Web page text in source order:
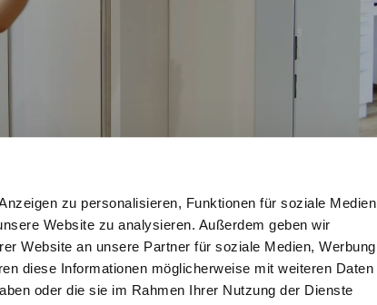
zu personalisieren, Funktionen für soziale Medien
Website zu analysieren. Außerdem geben wir
Website an unsere Partner für soziale Medien, Werbung
diese Informationen möglicherweise mit weiteren Daten
oder die sie im Rahmen Ihrer Nutzung der Dienste